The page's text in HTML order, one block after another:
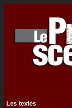
Les textes